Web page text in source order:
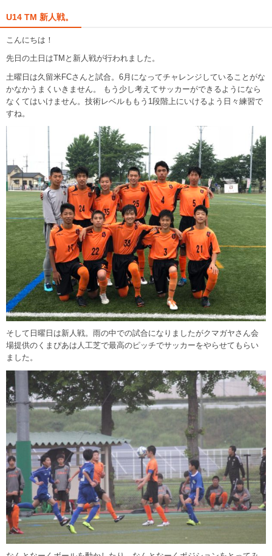
U14 TM 新人戦。
こんにちは！
先日の土日はTMと新人戦が行われました。
土曜日は久留米FCさんと試合。6月になってチャレンジしていることがな
かなかうまくいきません。 もう少し考えてサッカーができるようになら
なくてはいけません。技術レベルももう1段階上にいけるよう日々練習で
すね。
そして日曜日は新人戦。雨の中での試合になりましたがクマガヤさん会
場提供のくまぴあは人工芝で最高のピッチでサッカーをやらせてもらい
ました。